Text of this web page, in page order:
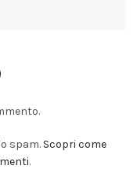
spam. Scopri come
.